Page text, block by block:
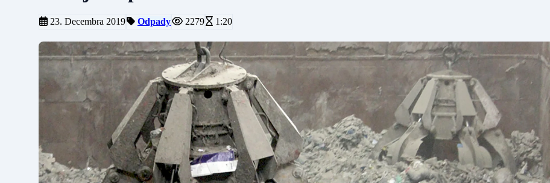
23. Decembra 2019 Odpady 2279 1:20